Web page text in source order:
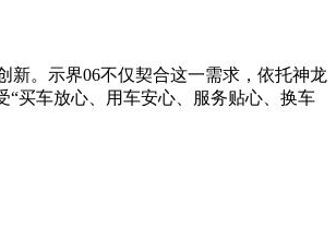
新。示界06不仅契合这一需求，依托神龙
买车放心、用车安心、服务贴心、换车